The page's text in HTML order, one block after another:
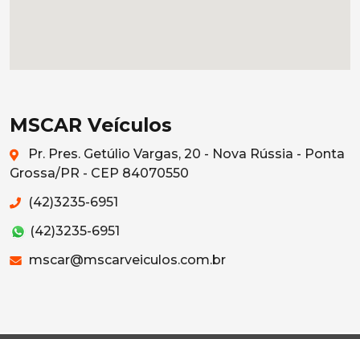
MSCAR Veículos
Pr. Pres. Getúlio Vargas, 20 - Nova Rússia - Ponta
Grossa/PR - CEP 84070550
(42)3235-6951
(42)3235-6951
mscar@mscarveiculos.com.br